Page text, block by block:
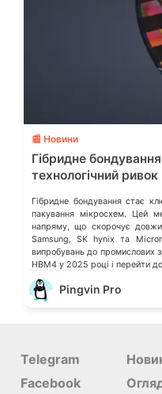
📰 Новини
Гібридне
технологічний ривок
Гібридне бондування стає
пакування мікросхем. Цей
напряму, що скорочує
Samsung, SK hynix та
випробувань до промислових
HBM4 у 2025 році і перейти
Pingvin Pro
Telegram
Facebook